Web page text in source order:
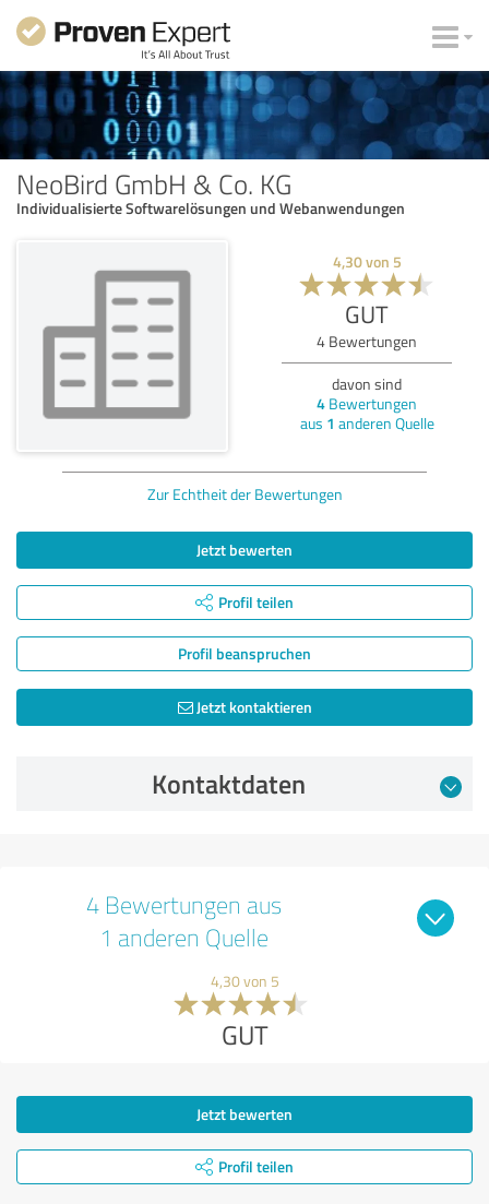
NeoBird GmbH & Co. KG
Individualisierte Softwarelösungen und Webanwendungen
4,30von 5
GUT
4 Bewertungen
davon sind
4 Bewertungen
aus 1 anderen Quelle
Zur Echtheit der Bewertungen
Jetzt bewerten
Profil teilen
Profil beanspruchen
Jetzt kontaktieren
Kontaktdaten
4 Bewertungen aus
1 anderen Quelle
4,30 von 5
GUT
Jetzt bewerten
Profil teilen